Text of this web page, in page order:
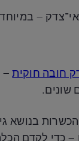
–
חובה חוקית–
שונים.
בנושא
– כדי לקדם